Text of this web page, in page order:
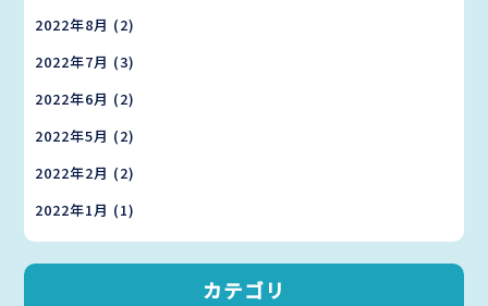
2022年8月 (2)
2022年7月 (3)
2022年6月 (2)
2022年5月 (2)
2022年2月 (2)
2022年1月 (1)
カテゴリ